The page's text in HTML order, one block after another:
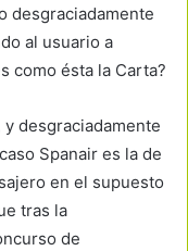
desgraciadamente
al usuario a
como ésta la Carta?
desgraciadamente
Spanair es la de
en el supuesto
tras la
de